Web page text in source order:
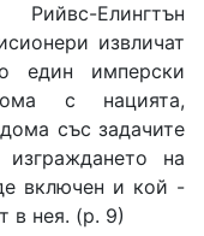
Елингтън
извличат
един имперски
с нацията,
със задачите
на
включен и кой -
в нея. (р. 9)